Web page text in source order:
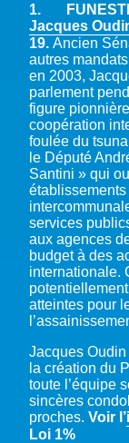
1.
Jacques
19. Ancien
autres
en 2003,
parlement
figure
coopération
foulée du
le Député
Santini » qui
services
aux agences
budget à des
internationale.
atteintes pour
Jacques
la création du
toute l’équipe
sincères
proches. Voir l’
Loi 1%